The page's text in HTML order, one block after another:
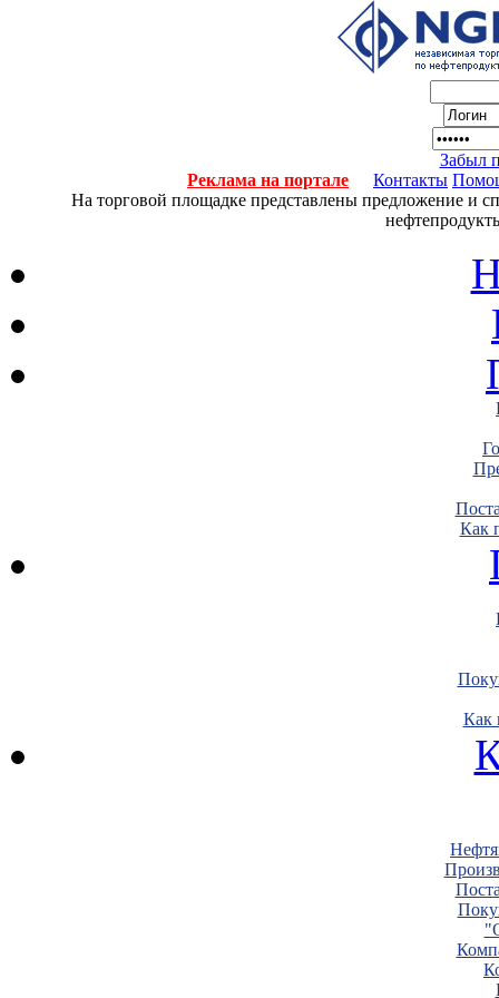
Забыл
Реклама на портале
Контакты
На торговой площадке представлены предложение и
Как
Как